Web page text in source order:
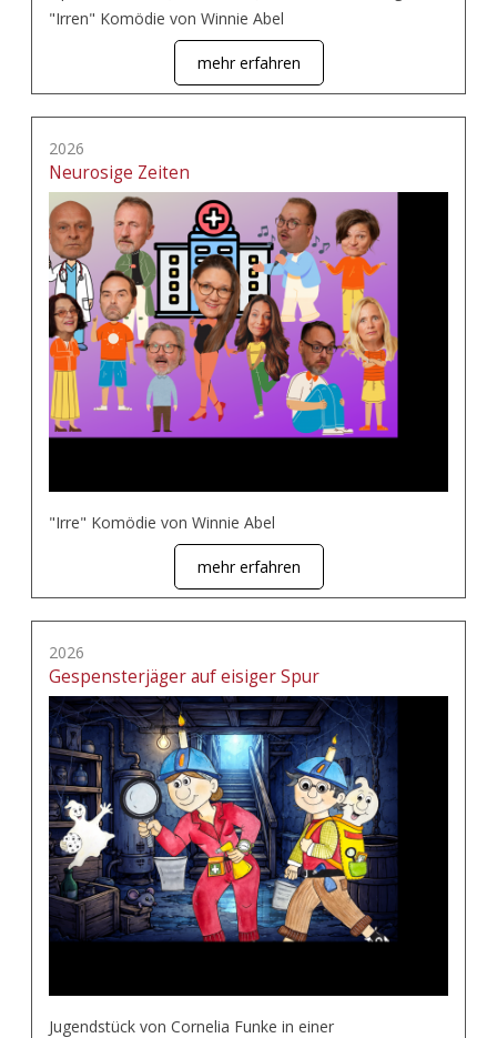
"Irren" Komödie von Winnie Abel
mehr erfahren
2026
Neurosige Zeiten
"Irre" Komödie von Winnie Abel
mehr erfahren
2026
Gespensterjäger auf eisiger Spur
Jugendstück von Cornelia Funke in einer